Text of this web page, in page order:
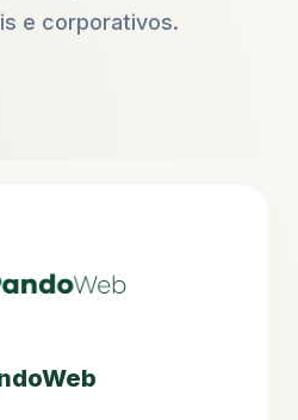
e corporativos.